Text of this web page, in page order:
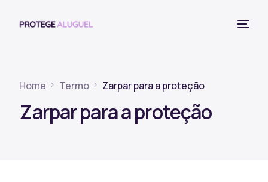
Home Termo Zarpar para a proteção
Zarpar para a proteção